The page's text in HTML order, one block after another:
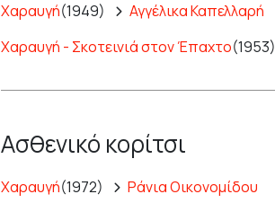
Χαραυγή(1949)
Αγγέλικα Καπελλαρή
Χαραυγή - Σκοτεινιά στον Έπαχτο(1953)
Ασθενικό κορίτσι
Χαραυγή(1972) Ράνια Οικονομίδου